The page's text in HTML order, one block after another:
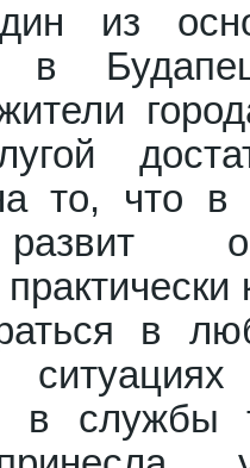
из
в
то, что в
в
в службы